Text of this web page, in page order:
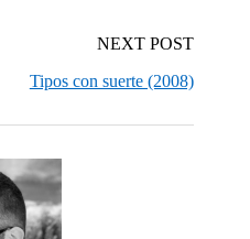
NEXT POST
Tipos con suerte (2008)